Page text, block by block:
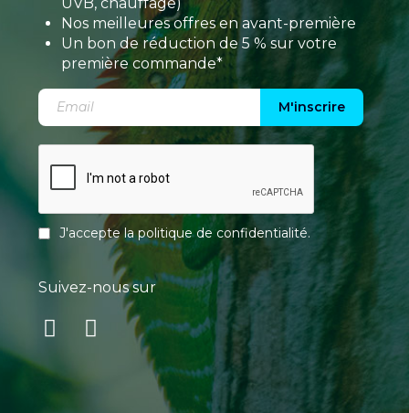
Nos meilleures offres en avant-première
Un bon de réduction de 5 % sur votre
première commande*
M'inscrire
J'accepte lapolitique de confidentialité.
Suivez-nous sur